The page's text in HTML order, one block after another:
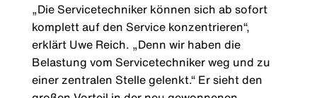
„Die Servicetechniker können sich ab sofort
komplett auf den Service konzentrieren“,
erklärt Uwe Reich. „Denn wir haben die
Belastung vom Servicetechniker weg und zu
einer zentralen Stelle gelenkt.“ Er sieht den